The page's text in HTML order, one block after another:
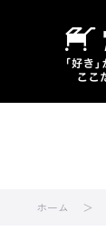
ホーム